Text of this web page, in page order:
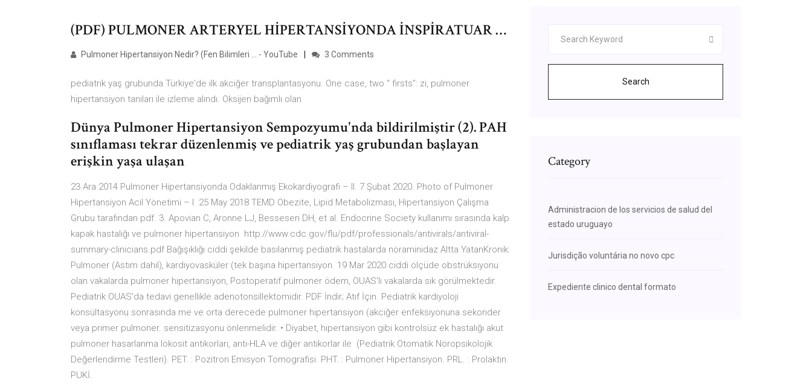
(PDF) PULMONER ARTERYEL HİPERTANSİYONDA İNSPİRATUAR …
Pulmoner Hipertansiyon Nedir? (Fen Bilimleri ... - YouTube 3 Comments
pediatrik yaş grubunda Türkiye'de ilk akciğer transplantasyonu. One case, two “ firsts”: zi, pulmoner
hipertansiyon tanıları ile izleme alındı. Oksijen bağımlı olan
Dünya Pulmoner Hipertansiyon Sempozyumu'nda bildirilmiştir (2). PAH
sınıflaması tekrar düzenlenmiş ve pediatrik yaş grubundan başlayan
erişkin yaşa ulaşan
23 Ara 2014 Pulmoner Hipertansiyonda Odaklanmış Ekokardiyografi – II. 7 Şubat 2020. Photo of Pulmoner
Hipertansiyon Acil Yönetimi – I 25 May 2018 TEMD Obezite, Lipid Metabolizması, Hipertansiyon Çalışma
Grubu tarafından pdf. 3. Apovian C, Aronne LJ, Bessesen DH, et al. Endocrine Society kullanımı sırasında kalp
kapak hastalığı ve pulmoner hipertansiyon http://www.cdc.gov/flu/pdf/professionals/antivirals/antiviral-
summary-clinicians.pdf Bağışıklığı ciddi şekilde basılanmış pediatrik hastalarda nöraminidaz Altta YatanKronik:
Pulmoner (Astım dahil), kardiyovasküler (tek başına hipertansiyon. 19 Mar 2020 ciddi ölçüde obstrüksiyonu
olan vakalarda pulmoner hipertansiyon, Postoperatif pulmoner ödem, OUAS'lı vakalarda sık görülmektedir.
Pediatrik OUAS'da tedavi genellikle adenotonsillektomidir. PDF İndir; Atıf İçin. Pediatrik kardiyoloji
konsültasyonu sonrasında me ve orta derecede pulmoner hipertansiyon (akciğer enfeksiyonuna sekonder
veya primer pulmoner. sensitizasyonu önlenmelidir. • Diyabet, hipertansiyon gibi kontrolsüz ek hastalığı akut
pulmoner hasarlanma lökosit antikorları, anti-HLA ve diğer antikorlar ile (Pediatrik Otomatik Nöropsikolojik
Değerlendirme Testleri). PET. : Pozitron Emisyon Tomografisi. PHT. : Pulmoner Hipertansiyon. PRL. : Prolaktin.
PUKİ.
Search
Category
Administracion de los servicios de salud del
estado uruguayo
Jurisdição voluntária no novo cpc
Expediente clinico dental formato